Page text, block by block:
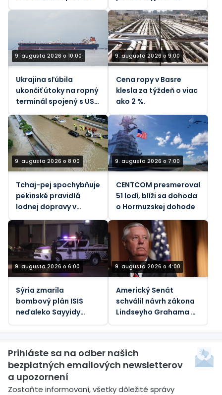
9. augusta 2026 o 10:00
Ukrajina sľúbila
ukončiť útoky na ropný
terminál spojený s USA
– Bloomberg
9. augusta 2026 o 9:00
Cena ropy v Basre
klesla za týždeň o viac
ako 2 %.
9. augusta 2026 o 8:00
Tchaj-pej spochybňuje
pekinské pravidlá
lodnej dopravy v
Taiwanskom prielive
počas tajfúnu
9. augusta 2026 o 7:00
CENTCOM presmeroval
51 lodí, blíži sa dohoda
o Hormuzskej dohode
9. augusta 2026 o 6:00
Sýria zmarila
bombový plán ISIS
neďaleko Sayyidy
9. augusta 2026 o 4:00
Americký Senát
schválil návrh zákona
Lindseyho Grahama o
Prihláste sa na odber našich
bezplatných emailových newsletterov
a upozornení
Zostaňte informovaní, všetky dôležité správy